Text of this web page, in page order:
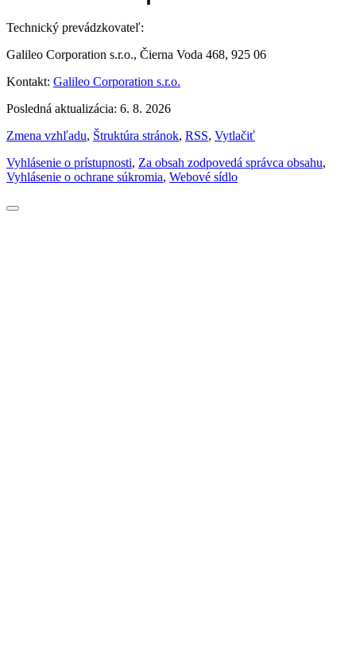
Technický prevádzkovateľ:
Galileo Corporation s.r.o., Čierna Voda 468, 925 06
Kontakt: Galileo Corporation s.r.o.
Posledná aktualizácia: 6. 8. 2026
Zmena vzhľadu, Štruktúra stránok, RSS, Vytlačiť
Vyhlásenie o prístupnosti, Za obsah zodpovedá správca obsahu,
Vyhlásenie o ochrane súkromia, Webové sídlo